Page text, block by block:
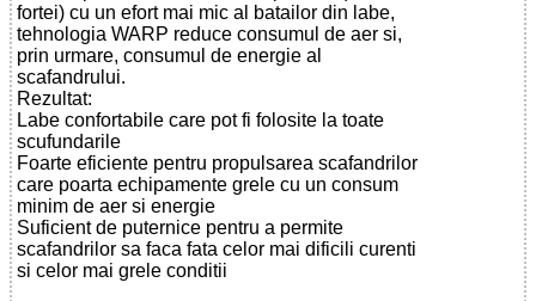
fortei) cu un efort mai mic al batailor din labe,
tehnologia WARP reduce consumul de aer si,
prin urmare, consumul de energie al
scafandrului.
Rezultat:
Labe confortabile care pot fi folosite la toate
scufundarile
Foarte eficiente pentru propulsarea scafandrilor
care poarta echipamente grele cu un consum
minim de aer si energie
Suficient de puternice pentru a permite
scafandrilor sa faca fata celor mai dificili curenti
si celor mai grele conditii